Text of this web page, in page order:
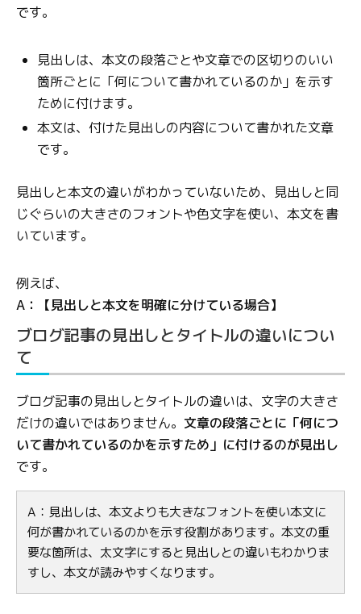
です。
見出しは、本文の段落ごとや文章での区切りのいい
箇所ごとに「何について書かれているのか」を示す
ために付けます。
本文は、付けた見出しの内容について書かれた文章
です。
見出しと本文の違いがわかっていないため、見出しと同
じぐらいの大きさのフォントや色文字を使い、本文を書
いています。
例えば、
A：【見出しと本文を明確に分けている場合】
ブログ記事の見出しとタイトルの違いについ
て
ブログ記事の見出しとタイトルの違いは、文字の大きさ
だけの違いではありません。 文章の段落ごとに「何につ
いて書かれているのかを示すため」に付けるのが見出し
です。
A：見出しは、本文よりも大きなフォントを使い本文に
何が書かれているのかを示す役割があります。本文の重
要な箇所は、太文字にすると見出しとの違いもわかりま
すし、本文が読みやすくなります。